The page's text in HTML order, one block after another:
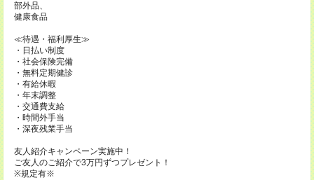
部外品、
健康食品
≪待遇・福利厚生≫
・日払い制度
・社会保険完備
・無料定期健診
・有給休暇
・年末調整
・交通費支給
・時間外手当
・深夜残業手当
友人紹介キャンペーン実施中！
ご友人のご紹介で3万円ずつプレゼント！
※規定有※